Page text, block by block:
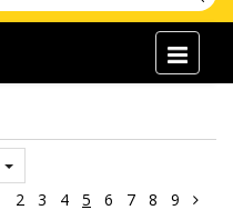
2 3 4 5 6 7 8 9